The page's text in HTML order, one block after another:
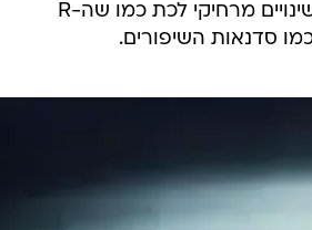
הסגורה וגרסת קבריולה לגולף GTI. במקרה זה אין כבר הרבה שינויים מרחיקי לכת כמו שה-R
סדנאות השיפורים.